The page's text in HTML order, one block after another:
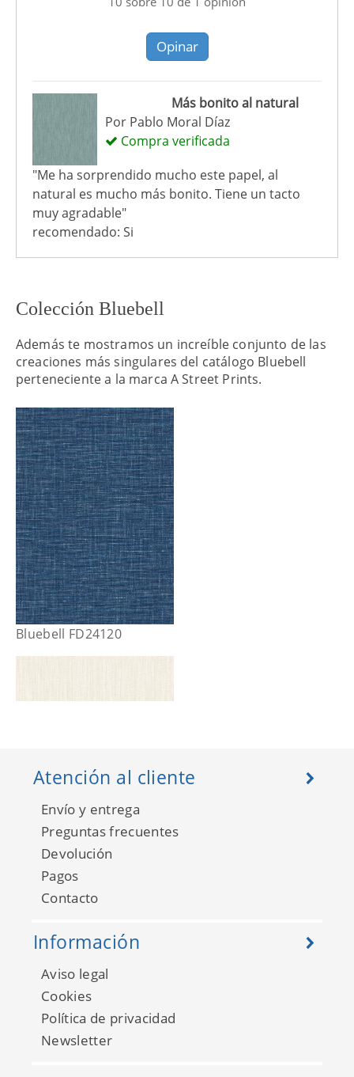
Opinar
Más bonito al natural
Por Pablo Moral Díaz
Compra verificada
"Me ha sorprendido mucho este papel, al
natural es mucho más bonito. Tiene un tacto
muy agradable"
recomendado: Si
Colección Bluebell
Además te mostramos un increíble conjunto de las
creaciones más singulares del catálogo Bluebell
perteneciente a la marca A Street Prints.
Bluebell FD24120
Bluebell FD25281
Atención al cliente
Envío y entrega
Preguntas frecuentes
Devolución
Pagos
Contacto
Información
Aviso legal
Cookies
Política de privacidad
Newsletter